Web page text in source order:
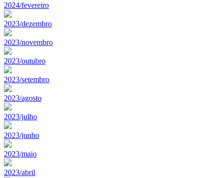
2024/fevereiro
2023/dezembro
2023/novembro
2023/outubro
2023/setembro
2023/agosto
2023/julho
2023/junho
2023/maio
2023/abril